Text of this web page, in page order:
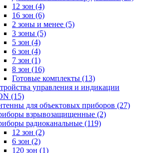
12 зон (4)
16 зон (6)
2 зоны и менее (5)
3 зоны (5)
5 зон (4)
6 зон (4)
7 зон (1)
8 зон (16)
Готовые комплекты (13)
управления и индикации
(15)
для объектовых приборов (27)
взрывозащищенные (2)
радиоканальные (119)
12 зон (2)
6 зон (2)
120 зон (1)